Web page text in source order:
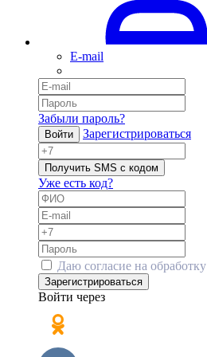
E-mail
Забыли пароль?
Войти Зарегистрироваться
Получить SMS с кодом
Уже есть код?
Даю согласие на обработку
Зарегистрироваться
Войти через